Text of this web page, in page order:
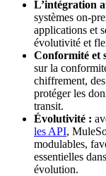
L’intégration
systèmes on-
applications et
évolutivité et
Conformité et
sur la
chiffrement,
protéger les
transit.
Évolutivité :
les API,
modulables,
essentielles
évolution.